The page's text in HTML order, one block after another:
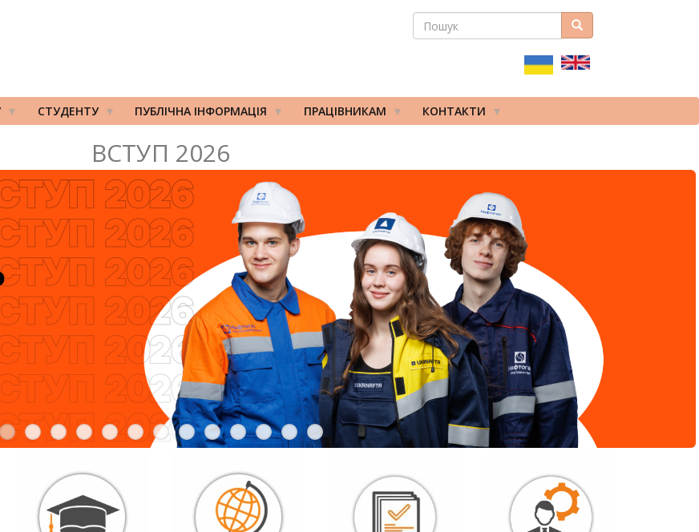
ПОШУКОВА
ПОШУК Пошук
СТУДЕНТУ ПУБЛІЧНА ІНФОРМАЦІЯ ПРАЦІВНИКАМ КОНТАКТИ
ВСТУП 2026